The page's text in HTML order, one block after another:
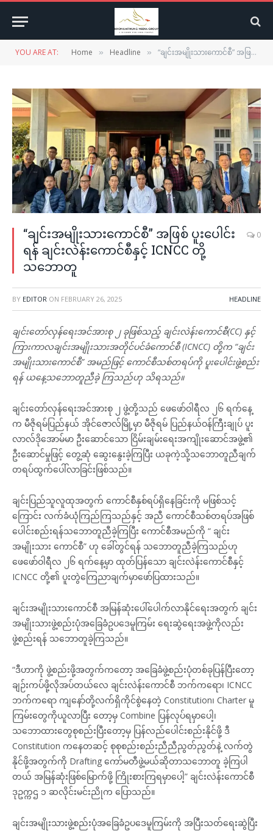
YOU ARE AT: Home » Headline » “ချင်းအမျိုးသားကောင်စီ” အဖြစ် ပူးပေါင်းရန် ချင်းလဲန်းကောင်စီနှင့် ICNCC တို့ သဘောတူ
“ချင်းအမျိုးသားကောင်စီ” အဖြစ် ပူးပေါင်း
ရန် ချင်းလဲန်းကောင်စီနှင့် ICNCC တို့
သဘောတူ
0
BY EDITOR ON FEBRUARY 26, 2025 HEADLINE
ချင်းတော်လှန်ရေးအင်အားစု ၂ ခုဖြစ်သည့် ချင်းလဲန်းကောင်စီ(CC) နှင့်
ကြားကာလချင်းအမျိုးသားအတိုင်ပင်ခံကောင်စီ (ICNCC) တို့က “ချင်း
အမျိုးသားကောင်စီ” အမည်ဖြင့် ကောင်စီသစ်တရပ်ကို ပူးပေါင်းဖွဲ့စည်း
ရန် ယနေ့သဘောတူညီခဲ့ ကြသည်ဟု သိရသည်။
ချင်းတော်လှန်ရေးအင်အားစု ၂ ဖွဲ့တို့သည် ဖေဖော်ဝါရီလ ၂၆ ရက်နေ့
က မီဇိုရမ်ပြည်နယ် အိုင်ဇောလ်မြို့မှာ မီဇိုရမ် ပြည်နယ်ဝန်ကြီးချုပ် ပူး
လာလ်ဒိုအောမ်မာ ဦးဆောင်သော ငြိမ်းချမ်းရေးအကျိုးဆောင်အဖွဲ့၏
ဦးဆောင်မှုဖြင့် တွေ့ဆုံ ဆွေးနွေးခဲ့ကြပြီး ယခုကဲ့သို့သဘောတူညီချက်
တရပ်ထွက်ပေါ်လာခြင်းဖြစ်သည်။
ချင်းပြည်သူလူထုအတွက် ကောင်စီနှစ်ရပ်ရှိနေခြင်းကို မဖြစ်သင့်
ကြောင်း လက်ခံယုံကြည်ကြသည်နှင့် အညီ ကောင်စီသစ်တရပ်အဖြစ်
ပေါင်းစည်းရန်သဘောတူညီခဲ့ကြပြီး ကောင်စီအမည်ကို “ ချင်း
အမျိုးသား ကောင်စီ” ဟု ခေါ်တွင်ရန် သဘောတူညီခဲ့ကြသည်ဟု
ဖေဖော်ဝါရီလ ၂၆ ရက်နေ့မှာ ထုတ်ပြန်သော ချင်းလဲန်းကောင်စီနှင့်
ICNCC တို့၏ ပူးတွဲကြေညာချက်မှာဖော်ပြထားသည်။
ချင်းအမျိုးသားကောင်စီ အမြန်ဆုံးပေါ်ပေါက်လာနိုင်ရေးအတွက် ချင်း
အမျိုးသားဖွဲ့စည်းပုံအခြေခံဥပဒေမူကြမ်း ရေးဆွဲရေးအဖွဲ့ကိုလည်း
ဖွဲ့စည်းရန် သဘောတူခဲ့ကြသည်။
“ဒီဟာကို ဖွဲ့စည်းဖို့အတွက်ကတော့ အခြေခံဖွဲ့စည်းပုံတစ်ခုပြန်ပြီးတော့
ချဉ်းကပ်ဖို့လိုအပ်တယ်လေ ချင်းလဲန်းကောင်စီ ဘက်ကရော၊ ICNCC
ဘက်ကရော ကျနော်တို့လက်ရှိကိုင်စွဲနေတဲ့ Constitution၊ Charter မူ
ကြမ်းတွေကိုယူလာပြီး တော့မှ Combine ပြန်လုပ်ရမှာပေါ့၊
သဘောထားတွေစုစည်းပြီးတော့မှ ပြန်လည်ပေါင်းစည်းနိုင်ဖို့ ဒီ
Constitution ကနေတဆင့် စုစုစည်းစည်းညီညီညွတ်ညွတ်နဲ့ လက်တွဲ
နိုင်ဖို့အတွက်ကို Drafting ကော်မတီဖွဲ့မယ်ဆိုတာသဘောတူ ခဲ့ကြပါ
တယ် အမြန်ဆုံးဖြစ်မြောက်ဖို့ ကြိုးစားကြရမှာပေါ့” ချင်းလဲန်းကောင်စီ
ဒုဥက္ကဌ ၁ ဆလိုင်းမင်းညိုက ပြောသည်။
ချင်းအမျိုးသားဖွဲ့စည်းပုံအခြေခံဥပဒေမူကြမ်းကို အပြီးသတ်ရေးဆွဲပြီး